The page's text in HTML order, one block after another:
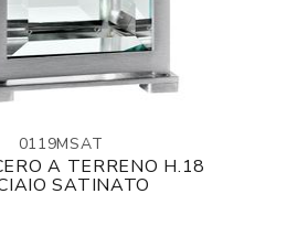
0119MSAT
A TERRENO H.18
SATINATO